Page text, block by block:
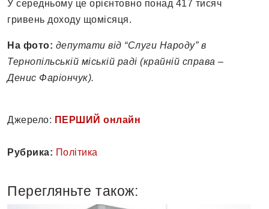
У середньому це орієнтовно понад 417 тисяч
гривень доходу щомісяця.
На фото: депутати від “Слуги Народу” в
Тернопільській міській раді (крайній справа –
Денис Фаріончук).
Джерело: ПЕРШИЙ онлайн
Рубрика: Політика
Перегляньте також: